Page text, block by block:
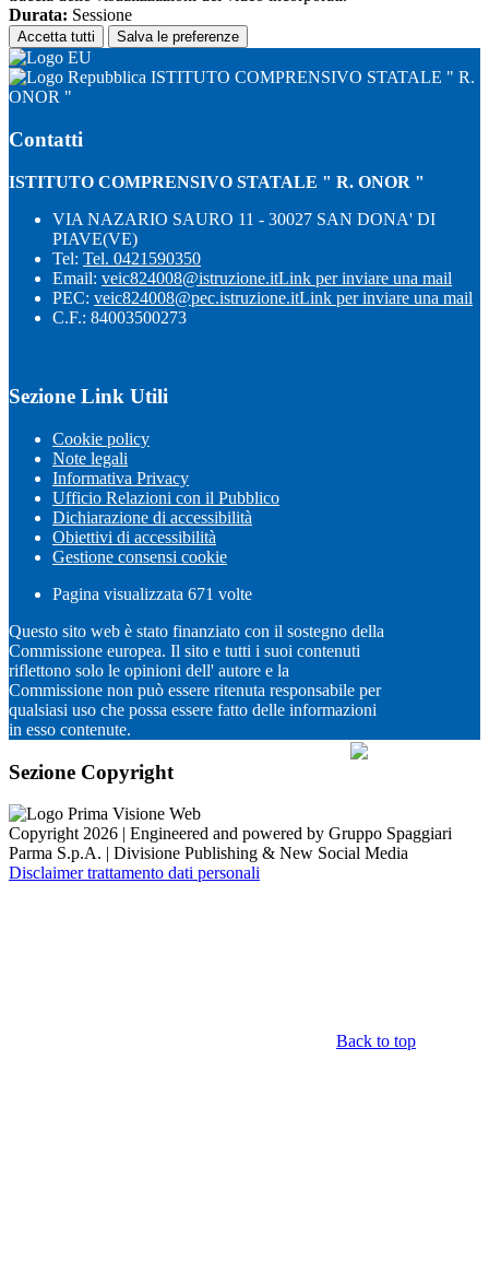
Durata: Sessione
Accetta tutti Salva le preferenze
ISTITUTO COMPRENSIVO STATALE " R.
ONOR "
Contatti
ISTITUTO COMPRENSIVO STATALE " R. ONOR "
VIA NAZARIO SAURO 11 - 30027 SAN DONA' DI
PIAVE(VE)
Tel: Tel. 0421590350
Email: veic824008@istruzione.itLink per inviare una mail
PEC: veic824008@pec.istruzione.itLink per inviare una mail
C.F.: 84003500273
Sezione Link Utili
Cookie policy
Note legali
Informativa Privacy
Ufficio Relazioni con il Pubblico
Dichiarazione di accessibilità
Obiettivi di accessibilità
Gestione consensi cookie
Pagina visualizzata 671 volte
Questo sito web è stato finanziato con il sostegno della
Commissione europea. Il sito e tutti i suoi contenuti
riflettono solo le opinioni dell' autore e la
Commissione non può essere ritenuta responsabile per
qualsiasi uso che possa essere fatto delle informazioni
in esso contenute.
Sezione Copyright
Copyright 2026 | Engineered and powered by Gruppo Spaggiari
Parma S.p.A. | Divisione Publishing & New Social Media
Disclaimer trattamento dati personali
Back to top